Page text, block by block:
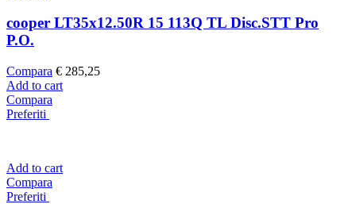
cooper LT35x12.50R 15 113Q TL Disc.STT Pro
P.O.
Compara € 285,25
Add to cart
Compara
Preferiti
Add to cart
Compara
Preferiti